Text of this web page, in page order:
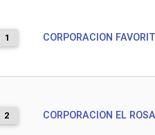
1 CORPORACION
2 CORPORACION EL